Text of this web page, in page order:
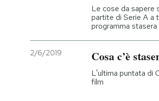
Le cose da sapere
partite di Serie A a
programma stasera
2/6/2019 Cosa c’è
L'ultima puntata di
film